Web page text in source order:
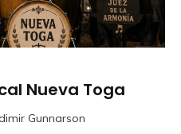
Nueva Toga
Gunnarson